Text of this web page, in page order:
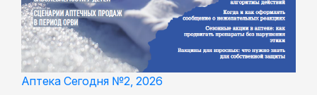
Аптека Сегодня №2, 2026